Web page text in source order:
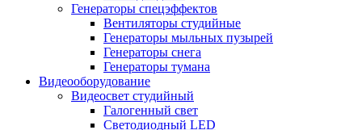
Генераторы спецэффектов
Вентиляторы студийные
Генераторы мыльных пузырей
Генераторы снега
Генераторы тумана
Видеооборудование
Видеосвет студийный
Галогенный свет
Светодиодный LED